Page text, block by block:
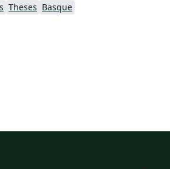
Theses Basque